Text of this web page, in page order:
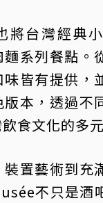
將台灣經典
系列餐點。
皆有提供，
本，透過不
食文化的多
置藝術到充
不只是酒